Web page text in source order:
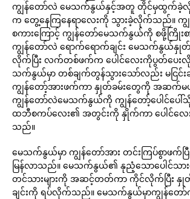
ကျွန်တော်လဲ မေသက်နွယ်နှင့်အတူ တိုင်မှထွက်ခဲ့လိုက်
က တွေ့နေကြနေရာလေးကို သွားခဲ့လိုက်သည်။ ကျွ
စကားကြောင့် ကျွန်တော်မေသက်နွယ်ကို စဖို့ကြို
ကျွန်တော်လဲ ရောက်ရောက်ချင်း မေသက်နွယ်နှုတ်ခ
လိုက်ပြီး လက်တစ်ဖက်က ပေါင်လေးကိုပွတ်ပေး
သက်နွယ်မှာ တစ်ချက်တွန်သွားသော်လည်း မငြင်
ကျွန်တော့်အားဖက်ကာ နှုတ်ခမ်းတွေကို အဆက်မ
ကျွန်တော်လဲမေသက်နွယ်ကို ကျွန်တော့်ပေါင်ပေ
ထဘီစကပ်လေး၏ အတွင်းကို နှိုက်ကာ ပေါင်လ
သည်။
မေသက်နွယ်မှာ ကျွန်တော်အား တင်းကြပ်စွာဖက်
မြန်လာသည်။ မေသက်နွယ်၏ နုညံ့သောပေါင်သားလေ
တင်သားများကို အဆင့်တတ်ကာ ကိုင်လိုက်ပြီး နှုတ်ခ
ချင်းကို ရပ်လိုက်သည်။ မေသက်နွယ်မှာကျွန်တေ